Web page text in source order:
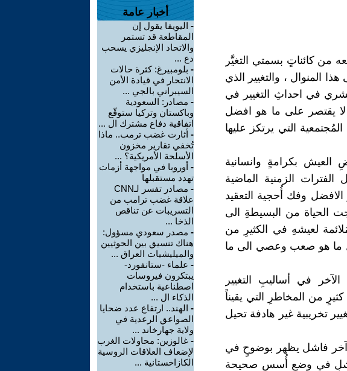
من كائناتٍ بسمتي التغيَّر
المنوال ، والتغيير الذي
في احداثِ التغيير في
لا يقتصر على ما هو افضل
التي يرتكز عليها
العيش بكرامةٍ وانسانية
الزمنية الماضية
وفك أُحجية التعقيد
الحياة من البسيطةِ الى
لعيشهِ في الكثيرِ من
ما هو صعب وعصي الى ما
في أساليبِ التغيير
من المخاطرِ التي يقيناً
تخريبية غير هادفة تحيل
وآخر فاشل يظهر بوضوحٍ في
للفشلِ في وضعِ أُسس صحيحة
أخبار عامة
- اليويفا يقول إن
المقاطعة قد تستمر
والاتحاد الإنجليزي يسحب
دع ...
- بلومبيرغ: كثرة حالات
الانتحار في قيادة الأمن
السيبراني بالجي ...
- مصادر: السعودية
وباكستان وتركيا ستوقّع
اتفاقية دفاع مشترك ال ...
- أثارت غضب ترمب.. ماذا
تُخفي تقارير مخزون
الأسلحة الأمريكية؟ ...
- أوروبا في مواجهة أزمات
تهدد مستقبلها
-
مصادر تفسر لـCNN
علاقة غضب ترامب من
التسريبات عن تناقص
الذخا ...
- مصدر سعودي مسؤول:
هناك تنسيق بين الحوثيين
والميليشيات العراق ...
- علماء -ستانفورد-
يبتكرون فيروسات
اصطناعية باستخدام
الذكاء ال ...
- الهند.. ارتفاع عدد ضحايا
الصواعق الرعدية في
ولاية جهارخاند ...
- غالوزين: محاولات الغرب
لإضعاف العلاقات الروسية
الكازاخستانية ...